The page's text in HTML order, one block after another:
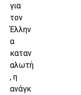
για
τον
Έλλην
α
καταν
αλωτή
, η
ανάγκ